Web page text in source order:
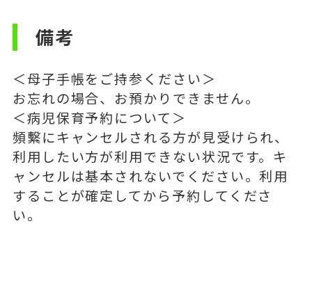
備考
＜母子手帳をご持参ください＞
お忘れの場合、お預かりできません。
＜病児保育予約について＞
頻繫にキャンセルされる方が見受けられ、
利用したい方が利用できない状況です。キ
ャンセルは基本されないでください。利用
することが確定してから予約してくださ
い。